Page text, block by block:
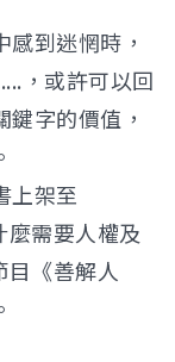
到迷惘時，
，或許可以回
字的價值，
上架至
需要人權及
《善解人